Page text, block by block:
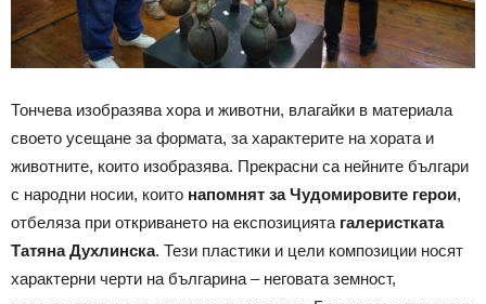
Тончева изобразява хора и животни, влагайки в материала
своето усещане за формата, за характерите на хората и
животните, които изобразява. Прекрасни са нейните българи
с народни носии, които напомнят за Чудомировите герои,
отбеляза при откриването на експозицията галеристката
Татяна Духлинска. Тези пластики и цели композиции носят
характерни черти на българина – неговата земност,